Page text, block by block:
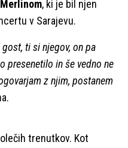
, ki je bil njen
v Sarajevu.
ti si njegov, on pa
presenetilo in še vedno ne
z njim, postanem
trenutkov. Kot